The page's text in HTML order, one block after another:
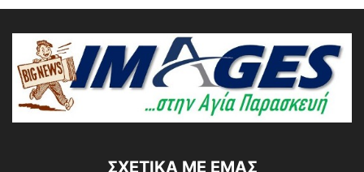
ΣΧΕΤΙΚΆ ΜΕ ΕΜΆΣ